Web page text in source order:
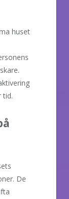
huset
tid.
De